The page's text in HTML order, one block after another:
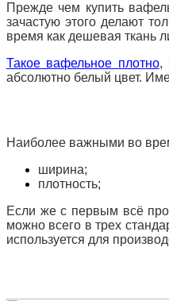
Прежде чем купить
зачастую этого делают
время как дешевая ткань
Такое вафельное плотно,
абсолютно белый цвет.
Наиболее важными во
ширина;
плотность;
Если же с первым всё
можно всего в трех
используется для